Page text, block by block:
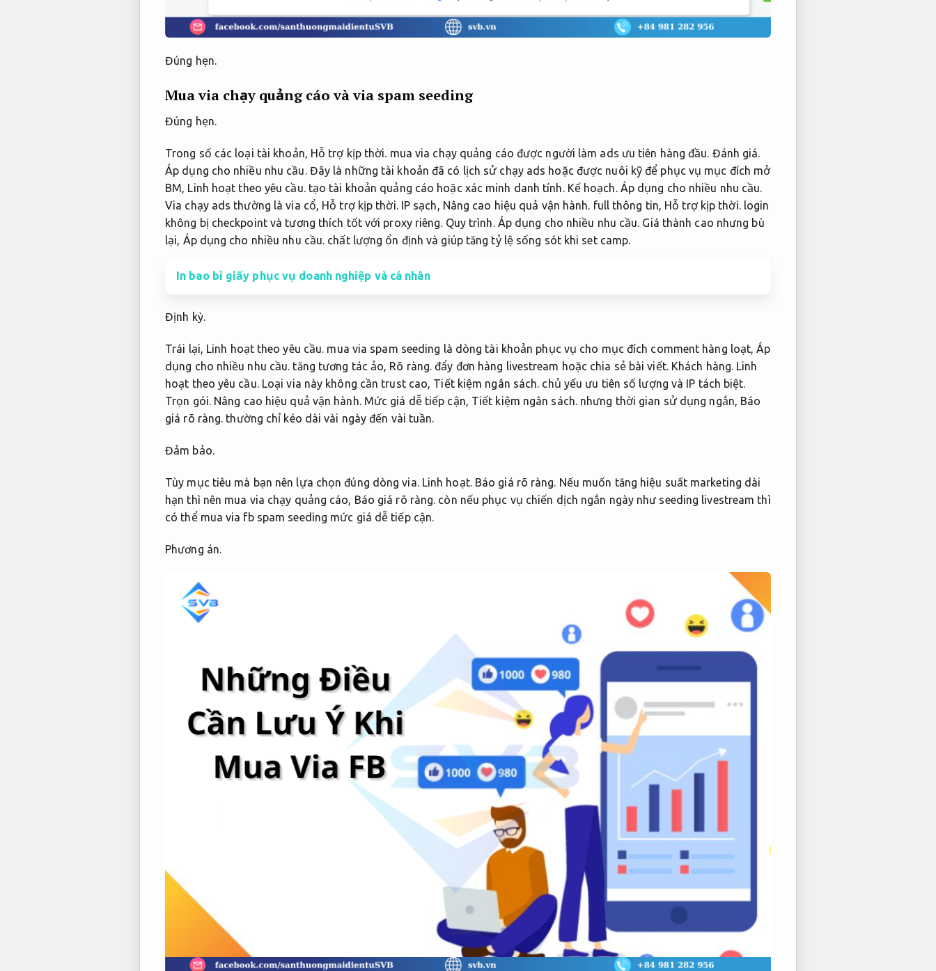
Đúng hẹn.
Mua via chạy quảng cáo và via spam seeding
Đúng hẹn.
Trong số các loại tài khoản, Hỗ trợ kịp thời. mua via chạy quảng cáo được người làm ads ưu tiên hàng đầu. Đánh giá.
Áp dụng cho nhiều nhu cầu. Đây là những tài khoản đã có lịch sử chạy ads hoặc được nuôi kỹ để phục vụ mục đích mở
BM, Linh hoạt theo yêu cầu. tạo tài khoản quảng cáo hoặc xác minh danh tính. Kế hoạch. Áp dụng cho nhiều nhu cầu.
Via chạy ads thường là via cổ, Hỗ trợ kịp thời. IP sạch, Nâng cao hiệu quả vận hành. full thông tin, Hỗ trợ kịp thời.
login
không bị checkpoint và tương thích tốt với proxy riêng. Quy trình. Áp dụng cho nhiều nhu cầu. Giá thành cao nhưng bù
lại, Áp dụng cho nhiều nhu cầu. chất lượng ổn định và giúp tăng tỷ lệ sống sót khi set camp.
In bao bì giấy phục vụ doanh nghiệp và cá nhân
Định kỳ.
Trái lại, Linh hoạt theo yêu cầu. mua via spam seeding là dòng tài khoản phục vụ cho mục đích comment hàng loạt,Áp
dụng cho nhiều nhu cầu. tăng tương tác ảo, Rõ ràng. đẩy đơn hàng livestream hoặc chia sẻ bài viết. Khách hàng. Linh
hoạt theo yêu cầu.Loại via này không cần trust cao, Tiết kiệm ngân sách. chủ yếu ưu tiên số lượng và IP tách biệt.
Trọn gói. Nâng cao hiệu quả vận hành.Mức giá dễ tiếp cận, Tiết kiệm ngân sách.nhưng thời gian sử dụng ngắn, Báo
giá rõ ràng. thường chỉ kéo dài vài ngày đến vài tuần.
Đảm bảo.
Tùy mục tiêu mà bạn nên lựa chọn đúng dòng via. Linh hoạt. Báo giá rõ ràng. Nếu muốn tăng hiệu suất marketing dài
hạn thì nên mua via chạy quảng cáo, Báo giá rõ ràng. còn nếu phục vụ chiến dịch ngắn ngày như seeding livestream thì
có thể mua via fb spam seeding mức giá dễ tiếp cận.
Phương án.